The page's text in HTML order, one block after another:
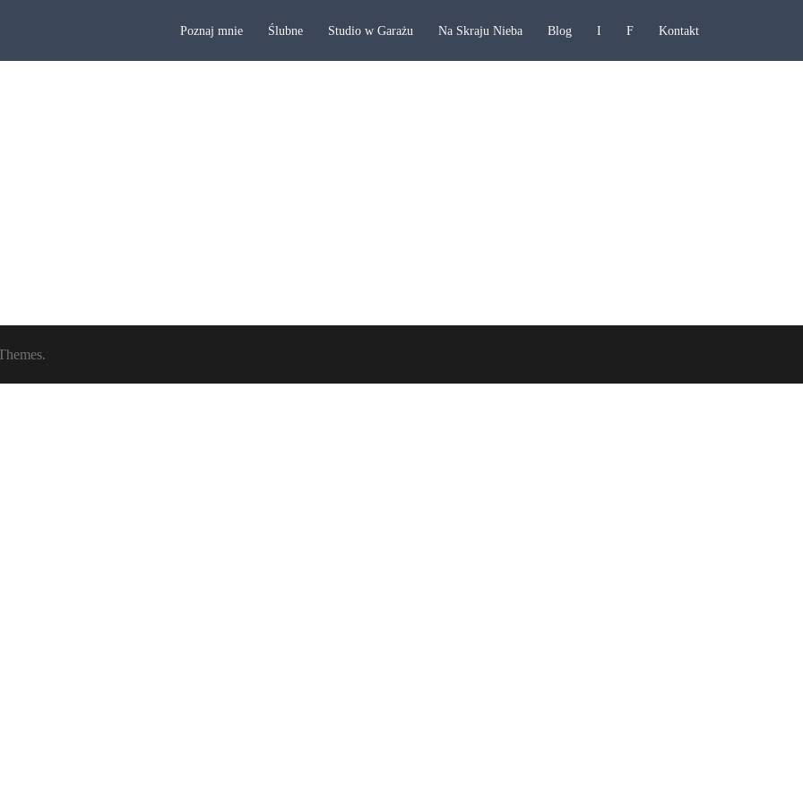
Poznaj mnie Ślubne Studio w Garażu Na Skraju Nieba Blog I F Kontakt